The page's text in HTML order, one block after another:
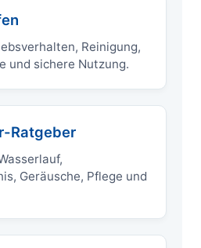
Reinigung,
und sichere Nutzung.
Ratgeber
Geräusche, Pflege und